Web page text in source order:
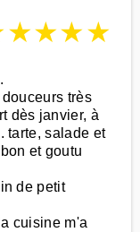
★★★★
très
dès janvier, à
tarte, salade et
et goutu
de petit
cuisine m'a